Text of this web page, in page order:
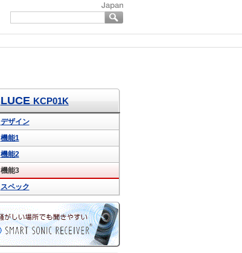
LUCE KCP01K
デザイン
機能1
機能2
機能3
スペック